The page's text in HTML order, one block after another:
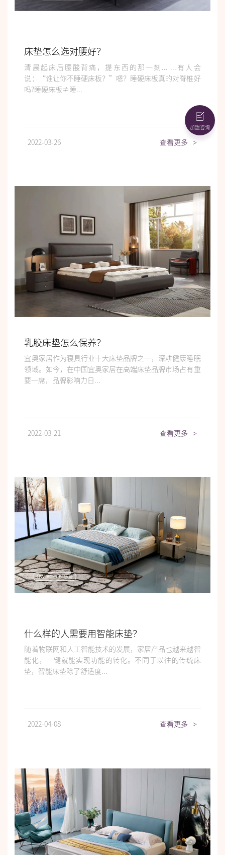
床垫怎么选对腰好？
清晨起床后腰酸背痛，提东西的那一刻... ...有人会
说：“谁让你不睡硬床板？”嗯？睡硬床板真的对脊椎好
吗?睡硬床板≠睡...
2022-03-26 查看更多 >
乳胶床垫怎么保养？
宜奥家居作为寝具行业十大床垫品牌之一，深耕健康睡眠
领域。如今，在中国宜奥家居在高端床垫品牌市场占有重
要一席，品牌影响力日...
2022-03-21 查看更多 >
什么样的人需要用智能床垫？
随着物联网和人工智能技术的发展，家居产品也越来越智
能化，一键就能实现功能的转化。不同于以往的传统床
垫，智能床垫除了舒适度...
2022-04-08 查看更多 >
加盟咨询